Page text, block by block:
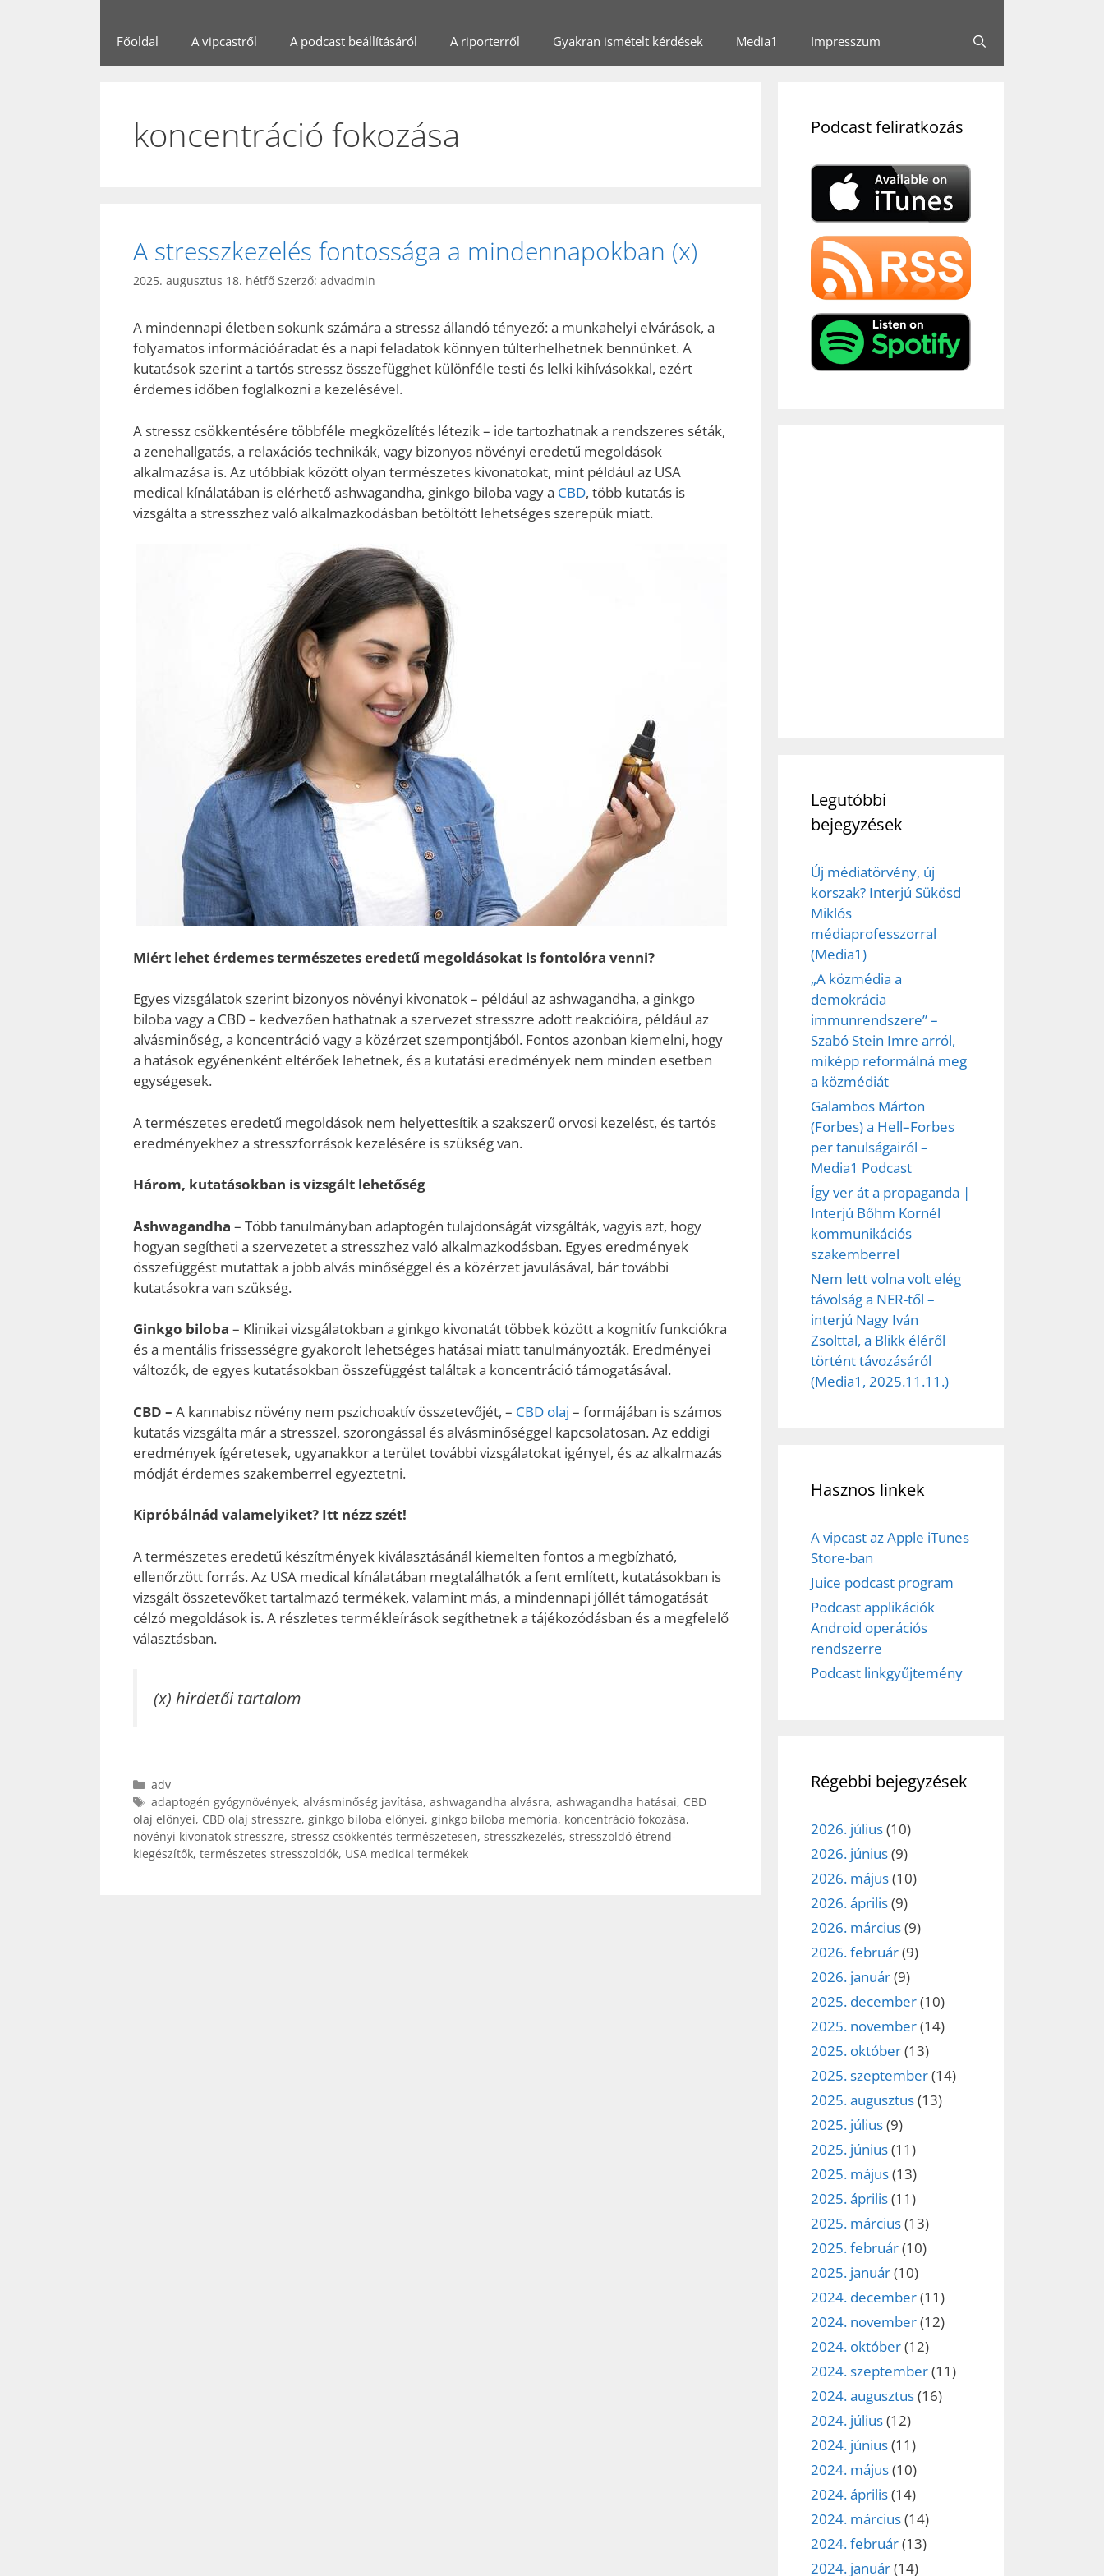
Főoldal A vipcastről A podcast beállításáról A riporterről Gyakran ismételt kérdések Media1 Impresszum
koncentráció fokozása
A stresszkezelés fontossága a mindennapokban (x)
2025. augusztus 18. hétfő Szerző: advadmin
A mindennapi életben sokunk számára a stressz állandó tényező: a munkahelyi elvárások, a
folyamatos információáradat és a napi feladatok könnyen túlterhelhetnek bennünket. A
kutatások szerint a tartós stressz összefügghet különféle testi és lelki kihívásokkal, ezért
érdemes időben foglalkozni a kezelésével.
A stressz csökkentésére többféle megközelítés létezik – ide tartozhatnak a rendszeres séták,
a zenehallgatás, a relaxációs technikák, vagy bizonyos növényi eredetű megoldások
alkalmazása is. Az utóbbiak között olyan természetes kivonatokat, mint például az USA
medical kínálatában is elérhető ashwagandha, ginkgo biloba vagy a CBD, több kutatás is
vizsgálta a stresszhez való alkalmazkodásban betöltött lehetséges szerepük miatt.
Miért lehet érdemes természetes eredetű megoldásokat is fontolóra venni?
Egyes vizsgálatok szerint bizonyos növényi kivonatok – például az ashwagandha, a ginkgo
biloba vagy a CBD – kedvezően hathatnak a szervezet stresszre adott reakcióira, például az
alvásminőség, a koncentráció vagy a közérzet szempontjából. Fontos azonban kiemelni, hogy
a hatások egyénenként eltérőek lehetnek, és a kutatási eredmények nem minden esetben
egységesek.
A természetes eredetű megoldások nem helyettesítik a szakszerű orvosi kezelést, és tartós
eredményekhez a stresszforrások kezelésére is szükség van.
Három, kutatásokban is vizsgált lehetőség
Ashwagandha – Több tanulmányban adaptogén tulajdonságát vizsgálták, vagyis azt, hogy
hogyan segítheti a szervezetet a stresszhez való alkalmazkodásban. Egyes eredmények
összefüggést mutattak a jobb alvás minőséggel és a közérzet javulásával, bár további
kutatásokra van szükség.
Ginkgo biloba – Klinikai vizsgálatokban a ginkgo kivonatát többek között a kognitív funkciókra
és a mentális frissességre gyakorolt lehetséges hatásai miatt tanulmányozták. Eredményei
változók, de egyes kutatásokban összefüggést találtak a koncentráció támogatásával.
CBD – A kannabisz növény nem pszichoaktív összetevőjét, – CBD olaj – formájában is számos
kutatás vizsgálta már a stresszel, szorongással és alvásminőséggel kapcsolatosan. Az eddigi
eredmények ígéretesek, ugyanakkor a terület további vizsgálatokat igényel, és az alkalmazás
módját érdemes szakemberrel egyeztetni.
Kipróbálnád valamelyiket? Itt nézz szét!
A természetes eredetű készítmények kiválasztásánál kiemelten fontos a megbízható,
ellenőrzött forrás. Az USA medical kínálatában megtalálhatók a fent említett, kutatásokban is
vizsgált összetevőket tartalmazó termékek, valamint más, a mindennapi jóllét támogatását
célzó megoldások is. A részletes termékleírások segíthetnek a tájékozódásban és a megfelelő
választásban.
(x) hirdetői tartalom
Kategória
adv
Címkék
adaptogén gyógynövények, alvásminőség javítása, ashwagandha alvásra, ashwagandha hatásai, CBD
olaj előnyei, CBD olaj stresszre, ginkgo biloba előnyei, ginkgo biloba memória, koncentráció fokozása,
növényi kivonatok stresszre, stressz csökkentés természetesen, stresszkezelés, stresszoldó étrend-
kiegészítők, természetes stresszoldók, USA medical termékek
Podcast feliratkozás
Legutóbbi
bejegyzések
Új médiatörvény, új
korszak? Interjú Sükösd
Miklós
médiaprofesszorral
(Media1)
„A közmédia a
demokrácia
immunrendszere” –
Szabó Stein Imre arról,
miképp reformálná meg
a közmédiát
Galambos Márton
(Forbes) a Hell–Forbes
per tanulságairól –
Media1 Podcast
Így ver át a propaganda |
Interjú Bőhm Kornél
kommunikációs
szakemberrel
Nem lett volna volt elég
távolság a NER-től –
interjú Nagy Iván
Zsolttal, a Blikk éléről
történt távozásáról
(Media1, 2025.11.11.)
Hasznos linkek
A vipcast az Apple iTunes
Store-ban
Juice podcast program
Podcast applikációk
Android operációs
rendszerre
Podcast linkgyűjtemény
Régebbi bejegyzések
2026. július(10)
2026. június(9)
2026. május(10)
2026. április(9)
2026. március(9)
2026. február(9)
2026. január(9)
2025. december(10)
2025. november(14)
2025. október(13)
2025. szeptember(14)
2025. augusztus(13)
2025. július(9)
2025. június(11)
2025. május(13)
2025. április(11)
2025. március(13)
2025. február(10)
2025. január(10)
2024. december(11)
2024. november(12)
2024. október(12)
2024. szeptember(11)
2024. augusztus(16)
2024. július(12)
2024. június(11)
2024. május(10)
2024. április(14)
2024. március(14)
2024. február(13)
2024. január(14)